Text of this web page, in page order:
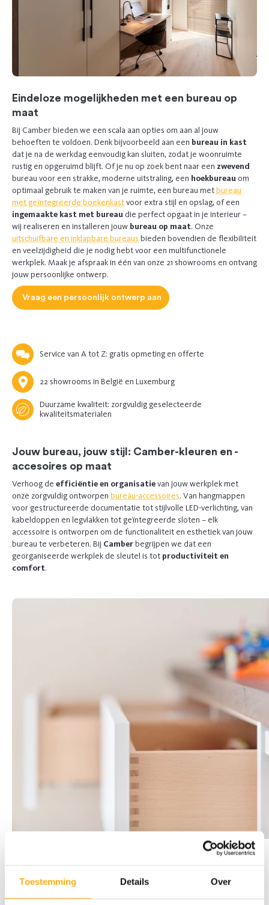
Toestemming Details Over
Eindeloze mogelijkheden met een bureau op
maat
Bij Camber bieden we een scala aan opties om aan al jouw
behoeften te voldoen. Denk bijvoorbeeld aan een bureau in kast
dat je na de werkdag eenvoudig kan sluiten, zodat je woonruimte
rustig en opgeruimd blijft. Of je nu op zoek bent naar een zwevend
bureau voor een strakke, moderne uitstraling, een hoekbureauom
optimaal gebruik te maken van je ruimte, een bureau metbureau
met geïntegreerde boekenkastvoor extra stijl en opslag, of een
ingemaakte kast met bureau die perfect opgaat in je interieur –
wij realiseren en installeren jouw bureau op maat. Onze
uitschuifbare en inklapbare bureaus bieden bovendien de flexibiliteit
en veelzijdigheid die je nodig hebt voor een multifunctionele
werkplek. Maak je afspraak in één van onze 21 showrooms en ontvang
jouw persoonlijke ontwerp.
Vraag een persoonlijk ontwerp aan
Service van A tot Z: gratis opmeting en offerte
22 showrooms in België en Luxemburg
Duurzame kwaliteit: zorgvuldig geselecteerde
kwaliteitsmaterialen
Jouw bureau, jouw stijl: Camber-kleuren en -
accesoires op maat
Verhoog de efficiëntie en organisatievan jouw werkplek met
onze zorgvuldig ontworpen bureau-accessoires. Van hangmappen
voor gestructureerde documentatie tot stijlvolle LED-verlichting, van
kabeldoppen en legvlakken tot geïntegreerde sloten – elk
accessoire is ontworpen om de functionaliteit en esthetiek van jouw
bureau te verbeteren. Bij Camberbegrijpen we dat een
georganiseerde werkplek de sleutel is tot productiviteit en
comfort.
Previous
Next